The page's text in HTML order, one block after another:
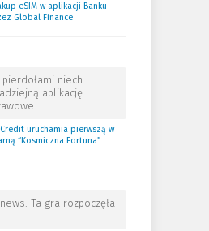
eSIM w aplikacji Banku
Global Finance
niech
aplikację
…
uruchamia pierwszą w
“Kosmiczna Fortuna”
Ta gra rozpoczęła